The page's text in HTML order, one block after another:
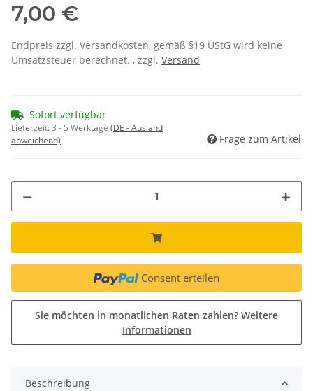
7,00 €
Endpreis zzgl. Versandkosten, gemäß §19 UStG wird keine
Umsatzsteuer berechnet. , zzgl. Versand
Sofort verfügbar
Lieferzeit:3 - 5 Werktage (DE - Ausland
abweichend)
Frage zum Artikel
Consent erteilen
Sie möchten in monatlichen Raten zahlen? Weitere
Informationen
Beschreibung